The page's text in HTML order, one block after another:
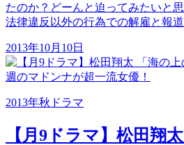
たのか？どーんと迫ってみたいと
法律違反以外の行為での解雇と報
2013年10月10日
2013年秋ドラマ
【月9ドラマ】松田翔